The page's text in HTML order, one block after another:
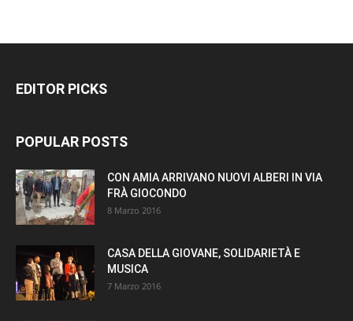
EDITOR PICKS
POPULAR POSTS
CON AMIA ARRIVANO NUOVI ALBERI IN VIA
FRÀ GIOCONDO
8 Marzo 2016
CASA DELLA GIOVANE, SOLIDARIETÀ E
MUSICA
7 Marzo 2016